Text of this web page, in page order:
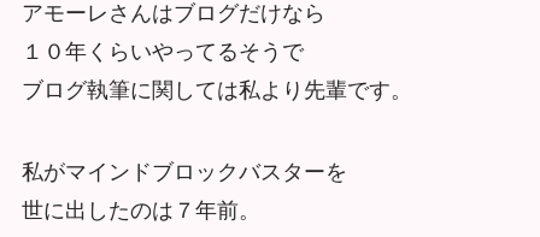
アモーレさんはブログだけなら
１０年くらいやってるそうで
ブログ執筆に関しては私より先輩です。
私がマインドブロックバスターを
世に出したのは７年前。